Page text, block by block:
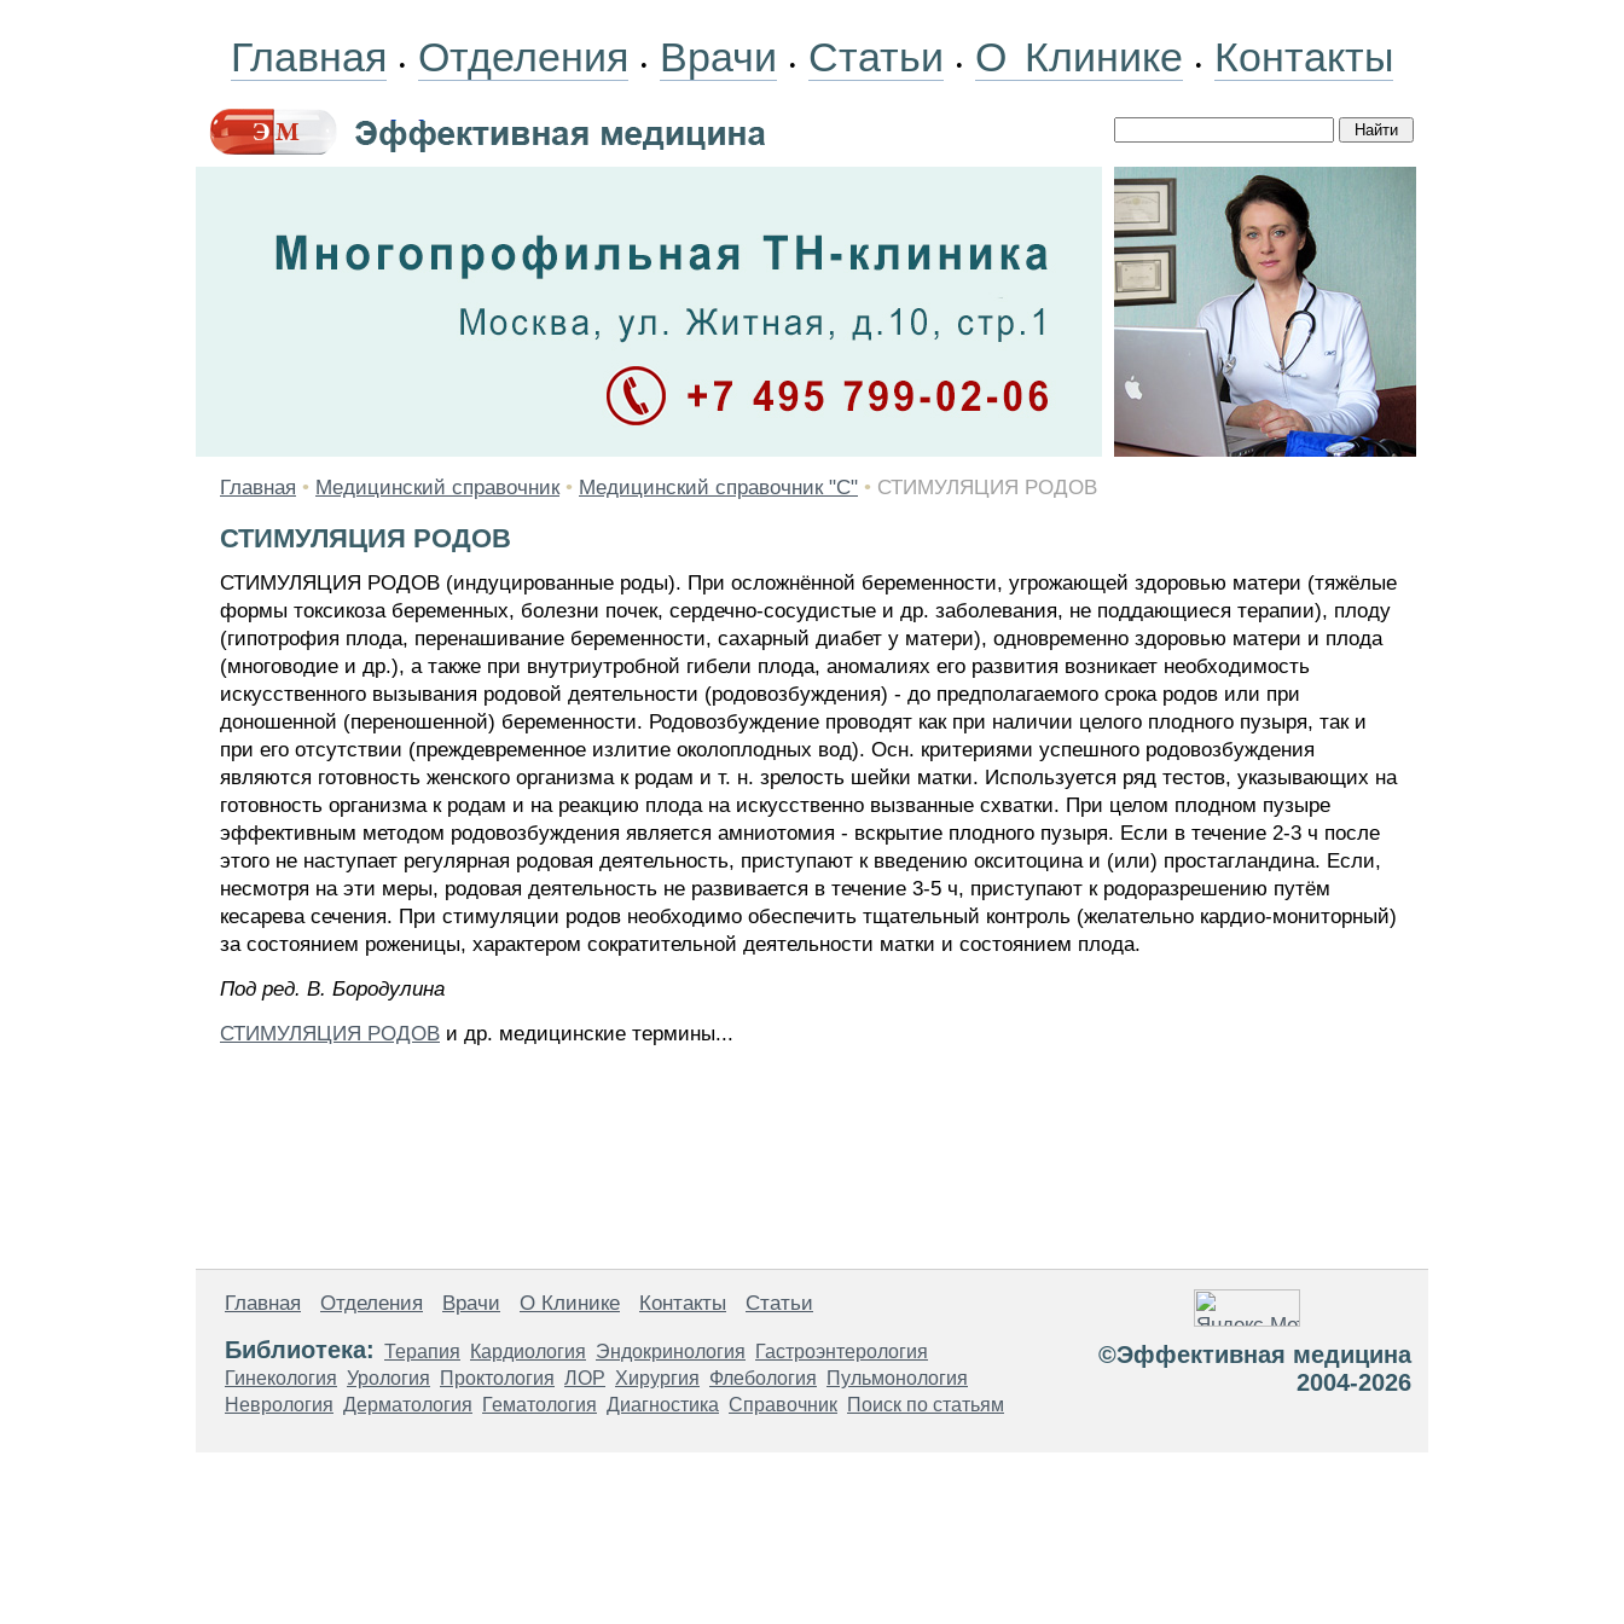
Главная • Отделения • Врачи • Статьи • О Клинике • Контакты
Главная • Медицинский справочник • Медицинский справочник "С" • СТИМУЛЯЦИЯ РОДОВ
СТИМУЛЯЦИЯ РОДОВ
СТИМУЛЯЦИЯ РОДОВ (индуцированные роды). При осложнённой беременности, угрожающей здоровью матери (тяжёлые
формы токсикоза беременных, болезни почек, сердечно-сосудистые и др. заболевания, не поддающиеся терапии), плоду
(гипотрофия плода, перенашивание беременности, сахарный диабет у матери), одновременно здоровью матери и плода
(многоводие и др.), а также при внутриутробной гибели плода, аномалиях его развития возникает необходимость
искусственного вызывания родовой деятельности (родовозбуждения) - до предполагаемого срока родов или при
доношенной (переношенной) беременности. Родовозбуждение проводят как при наличии целого плодного пузыря, так и
при его отсутствии (преждевременное излитие околоплодных вод). Осн. критериями успешного родовозбуждения
являются готовность женского организма к родам и т. н. зрелость шейки матки. Используется ряд тестов, указывающих на
готовность организма к родам и на реакцию плода на искусственно вызванные схватки. При целом плодном пузыре
эффективным методом родовозбуждения является амниотомия - вскрытие плодного пузыря. Если в течение 2-3 ч после
этого не наступает регулярная родовая деятельность, приступают к введению окситоцина и (или) простагландина. Если,
несмотря на эти меры, родовая деятельность не развивается в течение 3-5 ч, приступают к родоразрешению путём
кесарева сечения. При стимуляции родов необходимо обеспечить тщательный контроль (желательно кардио-мониторный)
за состоянием роженицы, характером сократительной деятельности матки и состоянием плода.
Пoд peд. B. Бopoдyлинa
СТИМУЛЯЦИЯ РОДОВ и др. медицинские термины...
Главная Отделения Врачи О Клинике Контакты Статьи
Библиотека: Терапия Кардиология Эндокринология
Гастроэнтерология
Гинекология Урология Проктология ЛОР Хирургия Флебология
Пульмонология
Неврология Дерматология Гематология Диагностика Справочник Поиск по статьям
©Эффективная медицина
2004-2026